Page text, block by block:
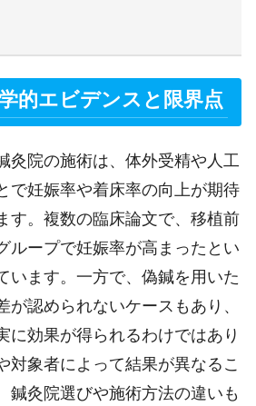
的エビデンスと限界点
灸院の施術は、体外受精や人工
で妊娠率や着床率の向上が期待
す。複数の臨床論文で、移植前
ループで妊娠率が高まったとい
います。一方で、偽鍼を用いた
が認められないケースもあり、
に効果が得られるわけではあり
対象者によって結果が異なるこ
鍼灸院選びや施術方法の違いも